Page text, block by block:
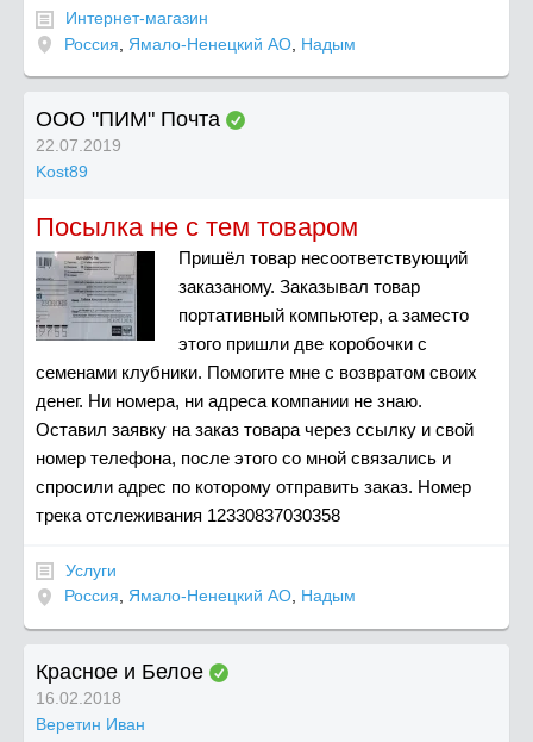
Интернет-магазин
Россия
Ямало-Ненецкий АО Надым
ООО "ПИМ" Почта
22.07.2019
Kost89
Посылка не с тем товаром
Пришёл товар несоответствующий
заказаному. Заказывал товар
портативный компьютер, а заместо
этого пришли две коробочки с
семенами клубники. Помогите мне с возвратом своих
денег. Ни номера, ни адреса компании не знаю.
Оставил заявку на заказ товара через ссылку и свой
номер телефона, после этого со мной связались и
спросили адрес по которому отправить заказ. Номер
трека отслеживания 12330837030358
Услуги
Россия, Ямало-Ненецкий АО, Надым
Красное и Белое
16.02.2018
Веретин Иван